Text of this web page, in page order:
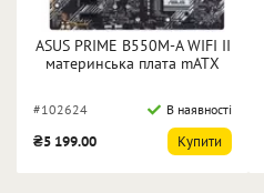
ASUS PRIME B550M-A WIFI II
материнська плата mATX
#102624 В наявності
₴5 199.00 Купити